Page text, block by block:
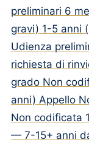
preliminari 6
gravi) 1-5 anni
Udienza
richiesta di
grado Non
anni) Appello
Non codificata
— 7-15+ anni